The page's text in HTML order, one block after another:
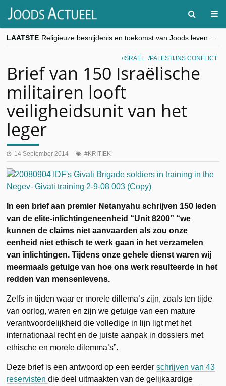
LAATSTE
“Besnijdenisdebat toont hoe moeilijk seculiere Westen minderheden begrijpt”, Jinnih Beels (Vooruit)
CITYTRIP | ROEMENIË – Boekarest: de verrassing van Oost-Europa
ISRAËL PALESTIJNS CONFLICT
Brief van 150 Israëlische
militairen looft
veiligheidsunit van het
leger
14 September 2014 KRITIEK
In een brief aan premier Netanyahu schrijven 150 leden
van de elite-inlichtingeneenheid “Unit 8200” “we
kunnen de claims niet aanvaarden als zou onze
eenheid niet ethisch te werk gaan in het verzamelen
van inlichtingen. Tijdens onze gehele dienst waren wij
meermaals getuige van hoe ons werk resulteerde in het
redden van mensenlevens.
Zelfs in tijden waar er morele dillema’s zijn, zoals ten tijde
van oorlog, waren en zijn we getuige van een mature
verantwoordelijkheid die volledige in lijn ligt met het
internationaal recht en de juiste aanpak in dossiers met
ethische en morele dilemma’s”.
Deze brief is een antwoord op een eerderschrijven van 43
reservistendie deel uitmaakten van de gelijkaardige